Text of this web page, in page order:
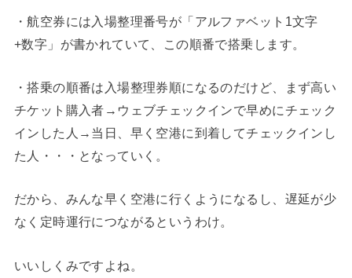
・航空券には入場整理番号が「アルファベット1文字
+数字」が書かれていて、この順番で搭乗します。
・搭乗の順番は入場整理券順になるのだけど、まず高い
チケット購入者→ウェブチェックインで早めにチェック
インした人→当日、早く空港に到着してチェックインし
た人・・・となっていく。
だから、みんな早く空港に行くようになるし、遅延が少
なく定時運行につながるというわけ。
いいしくみですよね。